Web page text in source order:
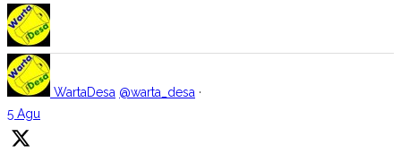
WartaDesa @warta_desa ·
5 Agu